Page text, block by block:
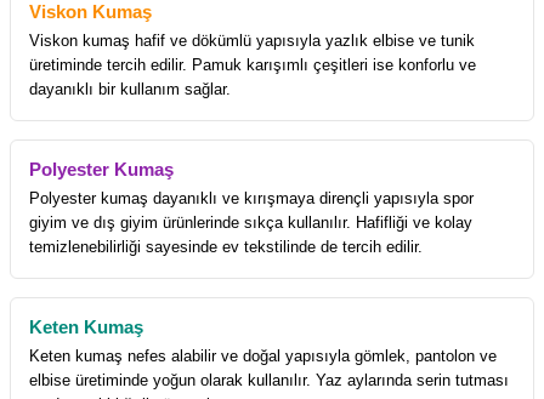
Viskon Kumaş
Viskon kumaş hafif ve dökümlü yapısıyla yazlık elbise ve tunik
üretiminde tercih edilir. Pamuk karışımlı çeşitleri ise konforlu ve
dayanıklı bir kullanım sağlar.
Polyester Kumaş
Polyester kumaş dayanıklı ve kırışmaya dirençli yapısıyla spor
giyim ve dış giyim ürünlerinde sıkça kullanılır. Hafifliği ve kolay
temizlenebilirliği sayesinde ev tekstilinde de tercih edilir.
Keten Kumaş
Keten kumaş nefes alabilir ve doğal yapısıyla gömlek, pantolon ve
elbise üretiminde yoğun olarak kullanılır. Yaz aylarında serin tutması